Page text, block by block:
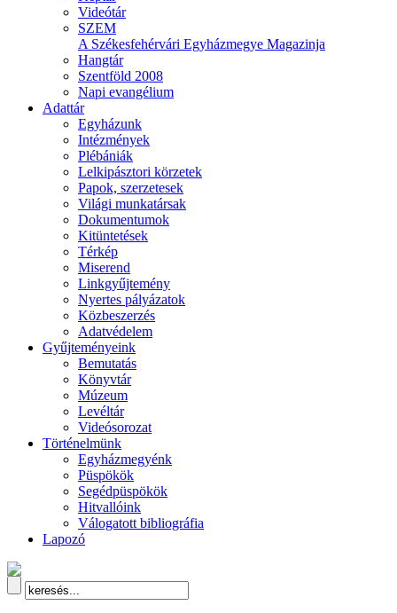
Videótár
SZEM
A Székesfehérvári Egyházmegye Magazinja
Hangtár
Szentföld 2008
Napi evangélium
Adattár
Egyházunk
Intézmények
Plébániák
Lelkipásztori körzetek
Papok, szerzetesek
Világi munkatársak
Dokumentumok
Kitüntetések
Térkép
Miserend
Linkgyűjtemény
Nyertes pályázatok
Közbeszerzés
Adatvédelem
Gyűjteményeink
Bemutatás
Könyvtár
Múzeum
Levéltár
Videósorozat
Történelmünk
Egyházmegyénk
Püspökök
Segédpüspökök
Hitvallóink
Válogatott bibliográfia
Lapozó